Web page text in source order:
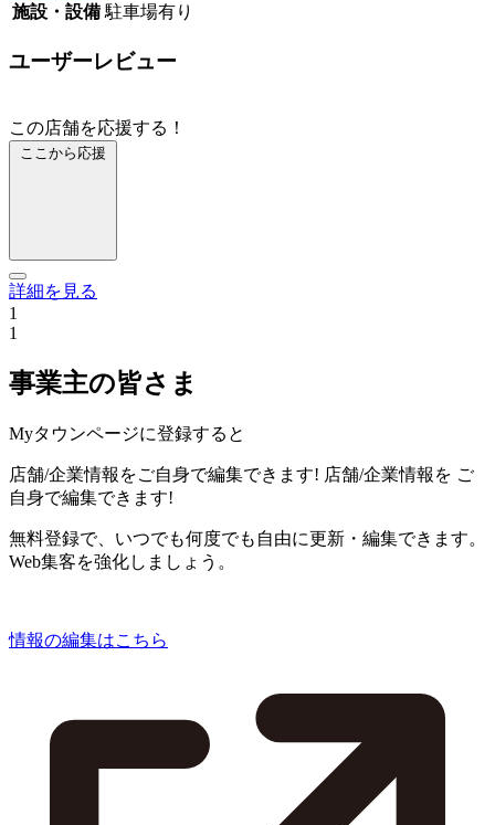
施設・設備 駐車場有り
ユーザーレビュー
この店舗を応援する！
ここから応援
詳細を見る
1
1
事業主の皆さま
Myタウンページに登録すると
店舗/企業情報をご自身で編集できます! 店舗/企業情報を ご
自身で編集できます!
無料登録で、いつでも何度でも自由に更新・編集できます。
Web集客を強化しましょう。
情報の編集はこちら